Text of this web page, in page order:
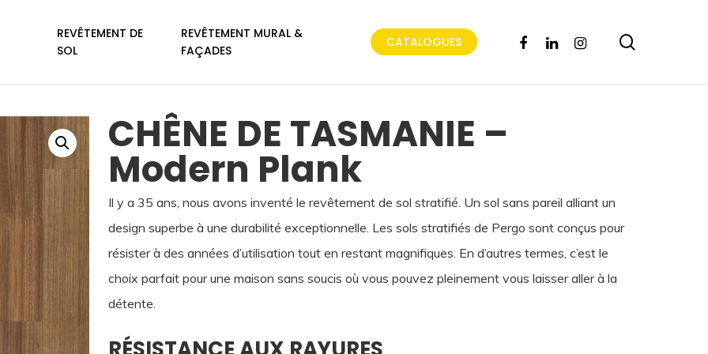
REVÊTEMENT DE
SOL
REVÊTEMENT MURAL &
FAÇADES
CATALOGUES FACEBOOKLINKEDININSTAGRAM
CHÊNE DE TASMANIE –
Modern Plank
Il y a 35 ans, nous avons inventé le revêtement de sol stratifié. Un sol sans pareil alliant un
design superbe à une durabilité exceptionnelle. Les sols stratifiés de Pergo sont conçus pour
résister à des années d’utilisation tout en restant magnifiques. En d’autres termes, c’est le
choix parfait pour une maison sans soucis où vous pouvez pleinement vous laisser aller à la
détente.